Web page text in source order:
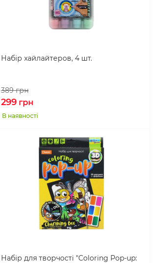
Набір хайлайтеров, 4 шт.
389грн
299грн
В наявності
Набір для творчості "Coloring Pop-up: